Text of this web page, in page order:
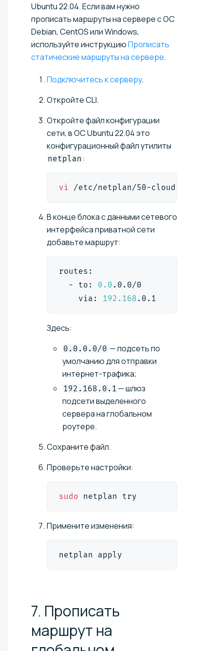
Ubuntu 22.04. Если вам нужно
прописать маршруты на сервере с ОС
Debian, CentOS или Windows,
используйте инструкциюПрописать
статические маршруты на сервере.
Подключитесь к серверу.
Откройте CLI.
Откройте файл конфигурации
сети, в ОС Ubuntu 22.04 это
конфигурационный файл утилиты
netplan :
vi /etc/netplan/50-cloud-
В конце блока с данными сетевого
интерфейса приватной сети
добавьте маршрут:
routes:
  - to:
0.0 .0.0/0
    via:
192.168 .0.1
Здесь:
0.0.0.0/0 — подсеть по
умолчанию для отправки
интернет-трафика;
192.168.0.1 — шлюз
подсети выделенного
сервера на глобальном
роутере.
Сохраните файл.
Проверьте настройки:
sudo netplan try
Примените изменения:
netplan apply
7. Прописать
маршрут на